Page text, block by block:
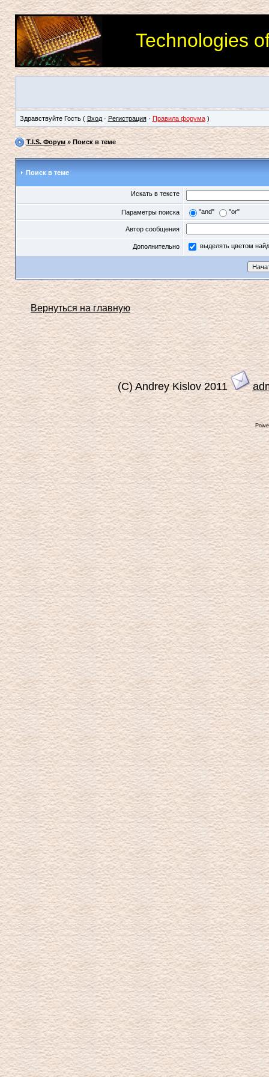
Technologies
Здравствуйте Гость ( Вход· Регистрация· Правила форума)
T.I.S. Форум» Поиск в теме
Поиск в теме
Искать в тексте
Параметры поиска "and" "or"
Автор сообщения
Дополнительно выделять цветом
Вернуться на главную
(C) Andrey Kislov 2011